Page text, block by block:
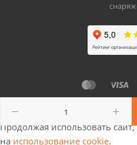
Продолжая использовать сайт,
на использование cookie.